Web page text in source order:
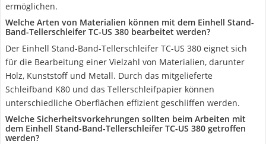
ermöglichen.
Welche Arten von Materialien können mit dem Einhell Stand-
Band-Tellerschleifer TC-US 380 bearbeitet werden?
Der Einhell Stand-Band-Tellerschleifer TC-US 380 eignet sich
für die Bearbeitung einer Vielzahl von Materialien, darunter
Holz, Kunststoff und Metall. Durch das mitgelieferte
Schleifband K80 und das Tellerschleifpapier können
unterschiedliche Oberflächen effizient geschliffen werden.
Welche Sicherheitsvorkehrungen sollten beim Arbeiten mit
dem Einhell Stand-Band-Tellerschleifer TC-US 380 getroffen
werden?